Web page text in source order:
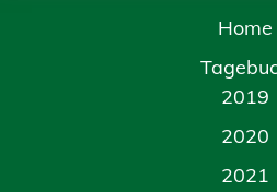
Home
2019
2020
2021